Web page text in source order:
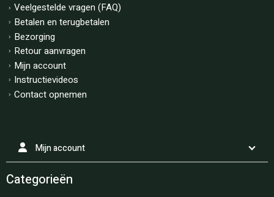
Veelgestelde vragen (FAQ)
Betalen en terugbetalen
Bezorging
Retour aanvragen
Mijn account
Instructievideos
Contact opnemen
Mijn account
Categorieën